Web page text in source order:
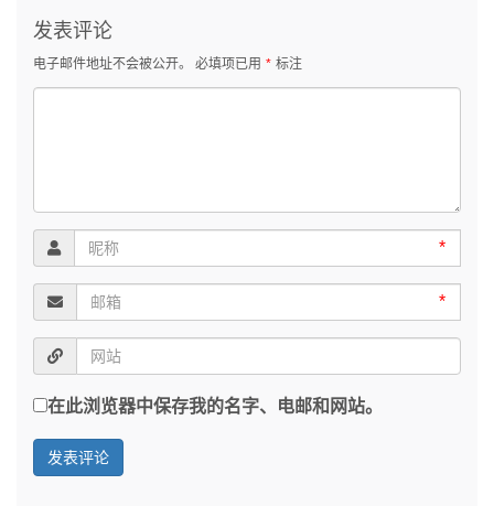
发表评论
电子邮件地址不会被公开。 必填项已用 * 标注
*
*
在此浏览器中保存我的名字、电邮和网站。